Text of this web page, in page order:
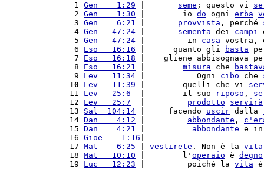
1 Gen    1:29 seme ; questo vi
2 Gen    1:30 |        io do ogni erba
3 Gen    6:21 provvista , perché
4 Gen   47:24 sementa dei campi
5 Gen   47:24 |         in casa
6 Eso   16:16 |      quanto gli basta
7 Eso   16:18 |    gliene abbisognava
8 Eso   16:21 misura che
9 Lev   11:34 |           Ogni cibo che
10
Lev   11:39 |        quelli che vi
11 Lev   25:6
  |        il suo
riposo ,
12 Lev   25:7 prodotto servirà
13 Sal  104:14 |     facendo uscir dalla
14 Dan    4:12 abbondante , c'
15 Dan    4:21 abbondante e
16 Gioe    1:16
17 Mat    6:25 vestirete . Non è la vita
18 Mat   10:10 |        l' operaio è degno
19 Luc   12:23 |         poiché la vita